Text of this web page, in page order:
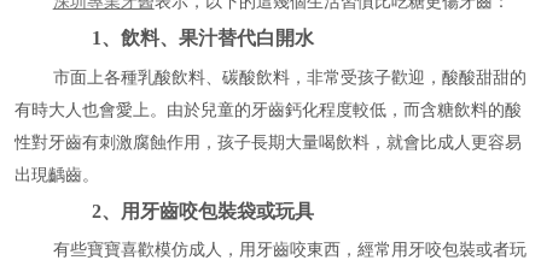
1、飲料、果汁替代白開水
市面上各種乳酸飲料、碳酸飲料，非常受孩子歡迎，酸酸甜甜的
有時大人也會愛上。由於兒童的牙齒鈣化程度較低，而含糖飲料的酸
性對牙齒有刺激腐蝕作用，孩子長期大量喝飲料，就會比成人更容易
出現齲齒。
2、用牙齒咬包裝袋或玩具
有些寶寶喜歡模仿成人，用牙齒咬東西，經常用牙咬包裝或者玩